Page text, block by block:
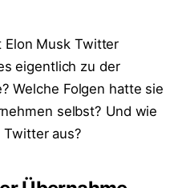
Elon Musk Twitter
eigentlich zu der
Welche Folgen hatte sie
selbst? Und wie
aus?